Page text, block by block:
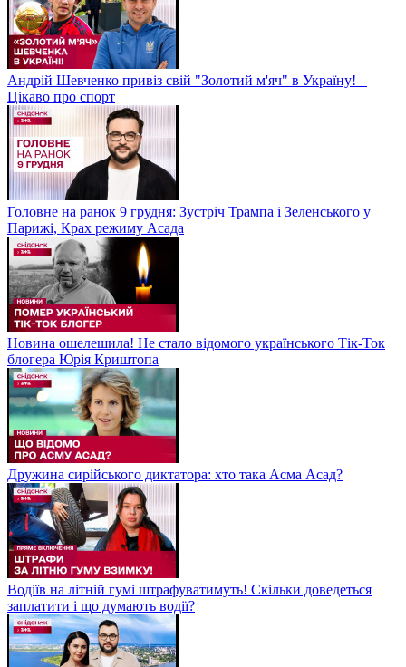
Андрій Шевченко привіз свій "Золотий м'яч" в Україну! –
Цікаво про спорт
Головне на ранок 9 грудня: Зустріч Трампа і Зеленського у
Парижі, Крах режиму Асада
Новина ошелешила! Не стало відомого українського Тік-Ток
блогера Юрія Криштопа
Дружина сирійського диктатора: хто така Асма Асад?
Водіїв на літній гумі штрафуватимуть! Скільки доведеться
заплатити і що думають водії?